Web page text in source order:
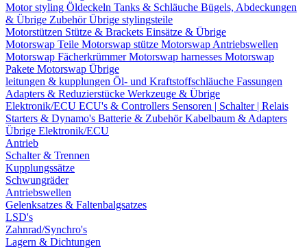
Motor styling Öldeckeln Tanks & Schläuche Bügels, Abdeckungen
& Übrige ZubehörÜbrige stylingsteile
Motorstützen Stütze & Brackets Einsätze & Übrige
Motorswap Teile Motorswap stütze Motorswap Antriebswellen
Motorswap FächerkrümmerMotorswap harnesses Motorswap
Pakete Motorswap Übrige
leitungen & kupplungen Öl- und Kraftstoffschläuche Fassungen
Adapters & Reduzierstücke Werkzeuge & Übrige
Elektronik/ECU ECU's & Controllers Sensoren | Schalter | Relais
Starters & Dynamo's Batterie & ZubehörKabelbaum & Adapters
Übrige Elektronik/ECU
Antrieb
Schalter & Trennen
Kupplungssätze
Schwungräder
Antriebswellen
Gelenksatzes & Faltenbalgsatzes
LSD's
Zahnrad/Synchro's
Lagern & Dichtungen